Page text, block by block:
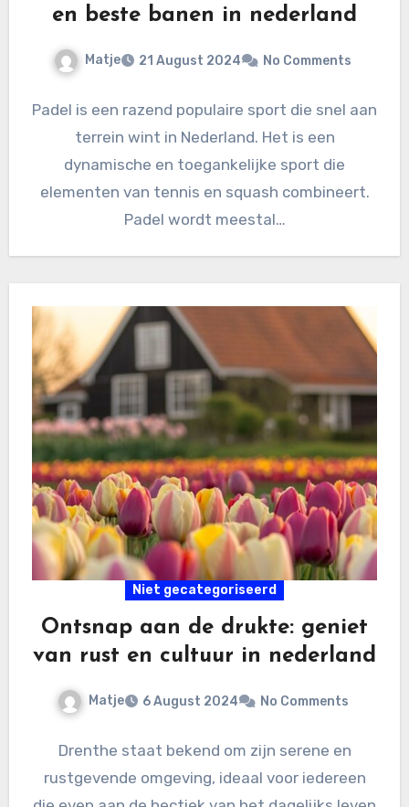
en beste banen in nederland
Matje 21 August 2024 No Comments
Padel is een razend populaire sport die snel aan
terrein wint in Nederland. Het is een
dynamische en toegankelijke sport die
elementen van tennis en squash combineert.
Padel wordt meestal…
Niet gecategoriseerd
Ontsnap aan de drukte: geniet
van rust en cultuur in nederland
Matje 6 August 2024 No Comments
Drenthe staat bekend om zijn serene en
rustgevende omgeving, ideaal voor iedereen